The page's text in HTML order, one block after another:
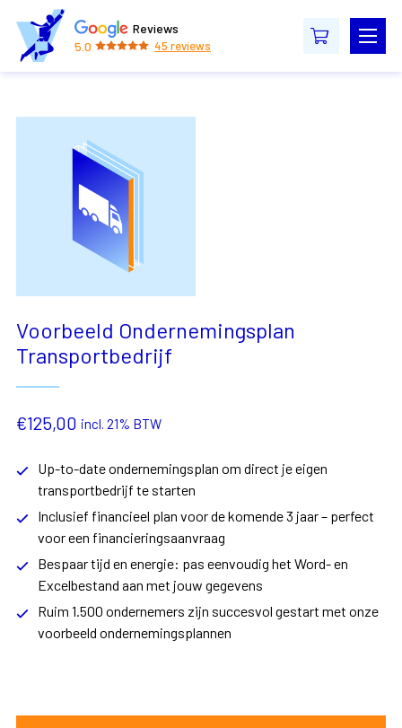
Reviews
5.0
45 reviews
Voorbeeld Ondernemingsplan
Transportbedrijf
€125,00 incl. 21% BTW
Up-to-date ondernemingsplan om direct je eigen
transportbedrijf te starten
Inclusief financieel plan voor de komende 3 jaar – perfect
voor een financieringsaanvraag
Bespaar tijd en energie: pas eenvoudig het Word- en
Excelbestand aan met jouw gegevens
Ruim 1.500 ondernemers zijn succesvol gestart met onze
voorbeeld ondernemingsplannen